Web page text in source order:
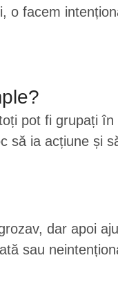
facem
pot fi grupați
să ia acțiune și
dar apoi
sau